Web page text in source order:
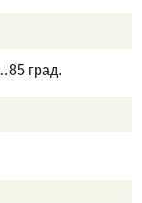
град.